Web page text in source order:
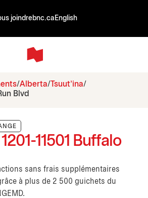
joindrebnc.ca English
Alberta Tsuut’ina
Blvd
1201-11501 Buffalo
sans frais supplémentaires
à plus de 2 500 guichets du